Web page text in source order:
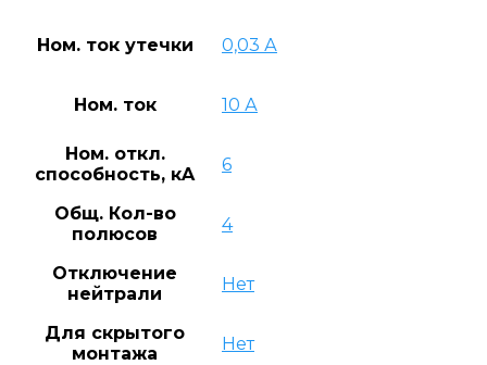
Ном. ток утечки 0,03 А
Ном. ток 10 А
Ном. откл.
способность, кA
6
Общ. Кол-во
полюсов
4
Отключение
нейтрали
Нет
Для скрытого
монтажа
Нет